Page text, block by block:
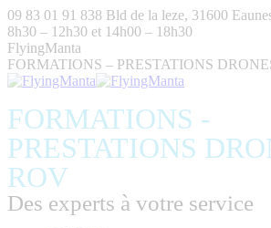
Aller
au
contenu
09 83 01 91 838 Bld de la leze, 31600
8h30 – 12h30 et 14h00 – 18h30
FlyingManta
FORMATIONS – PRESTATIONS
FORMATIONS -
PRESTATIONS
ROV
Des experts à votre service